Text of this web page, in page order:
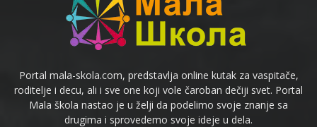
Portal mala-skola.com, predstavlja online kutak za vaspitače,
roditelje i decu, ali i sve one koji vole čaroban dečiji svet. Portal
Mala škola nastao je u želji da podelimo svoje znanje sa
drugima i sprovedemo svoje ideje u dela.